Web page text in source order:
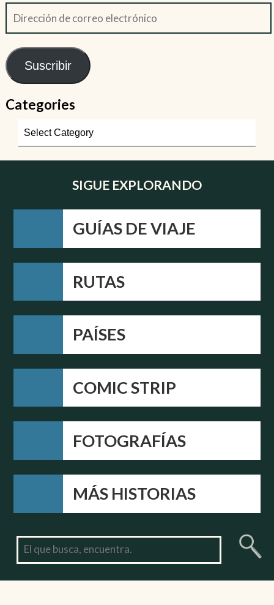
Suscribir
Categories
SIGUE EXPLORANDO
GUÍAS DE VIAJE
RUTAS
PAÍSES
COMIC STRIP
FOTOGRAFÍAS
MÁS HISTORIAS